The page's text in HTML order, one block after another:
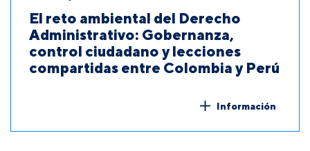
El reto ambiental del Derecho
Administrativo: Gobernanza,
control ciudadano y lecciones
compartidas entre Colombia y Perú
Información